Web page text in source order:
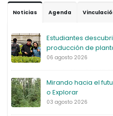
Noticias Agenda
Estudiantes
producción de
06 agosto 2026
Mirando hacia el
o Explorar
03 agosto 2026